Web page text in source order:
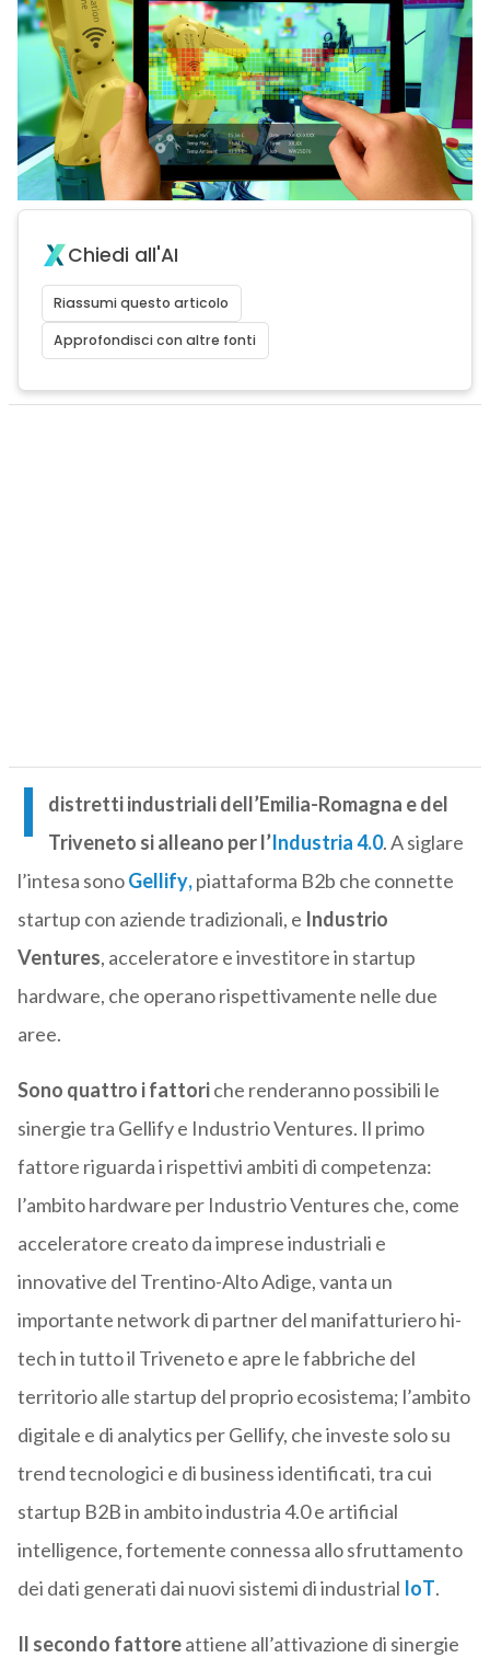
Chiedi all'AI
Riassumi questo articolo
Approfondisci con altre fonti
I
distretti industriali dell’Emilia-Romagna e del
Triveneto si alleano per l’Industria 4.0. A siglare
l’intesa sonoGellify,piattaforma B2b che connette
startup con aziende tradizionali, e Industrio
Ventures, acceleratore e investitore in startup
hardware, che operano rispettivamente nelle due
aree.
Sono quattro i fattoriche renderanno possibili le
sinergie tra Gellify e Industrio Ventures. Il primo
fattore riguarda i rispettivi ambiti di competenza:
l’ambito hardware per Industrio Ventures che, come
acceleratore creato da imprese industriali e
innovative del Trentino-Alto Adige, vanta un
importante network di partner del manifatturiero hi-
tech in tutto il Triveneto e apre le fabbriche del
territorio alle startup del proprio ecosistema; l’ambito
digitale e di analytics per Gellify, che investe solo su
trend tecnologici e di business identificati, tra cui
startup B2B in ambito industria 4.0 e artificial
intelligence, fortemente connessa allo sfruttamento
dei dati generati dai nuovi sistemi di industrial IoT.
Il secondo fattoreattiene all’attivazione di sinergie